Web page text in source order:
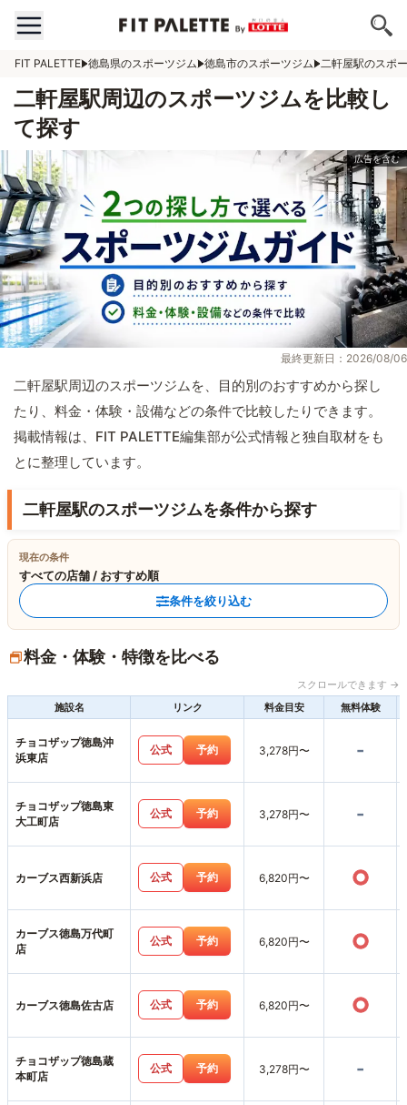
FIT PALETTE 徳島県のスポーツジム 徳島市のスポーツジム 二軒屋駅のスポ
二軒屋駅周辺のスポーツジムを比較し
て探す
最終更新日：2026/08/06
二軒屋駅周辺のスポーツジムを、目的別のおすすめから探し
たり、料金・体験・設備などの条件で比較したりできます。
掲載情報は、FIT PALETTE編集部が公式情報と独自取材をも
とに整理しています。
二軒屋駅のスポーツジムを条件から探す
現在の条件
すべての店舗 / おすすめ順
条件を絞り込む
料金・体験・特徴を比べる
スクロールできます →
施設名
リンク 料金目安 無料体験
チョコザップ徳島沖
浜東店
公式 予約 3,278円〜 -
チョコザップ徳島東
大工町店
公式 予約 3,278円〜 -
カーブス西新浜店 公式 予約 6,820円〜 ○
カーブス徳島万代町
店
公式 予約 6,820円〜 ○
カーブス徳島佐古店 公式 予約 6,820円〜 ○
チョコザップ徳島蔵
本町店
公式 予約 3,278円〜 -